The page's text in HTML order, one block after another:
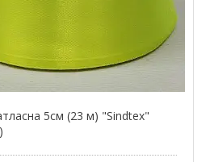
5см (23 м) "Sindtex"